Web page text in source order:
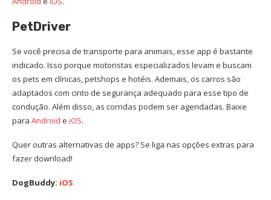
PetDriver
Se você precisa de transporte para animais, esse app é bastante
indicado. Isso porque motoristas especializados levam e buscam
os pets em clínicas, petshops e hotéis. Ademais, os carros são
adaptados com cinto de segurança adequado para esse tipo de
condução. Além disso, as corridas podem ser agendadas. Baixe
para Android e iOS.
Quer outras alternativas de apps? Se liga nas opções extras para
fazer download!
DogBuddy: iOS